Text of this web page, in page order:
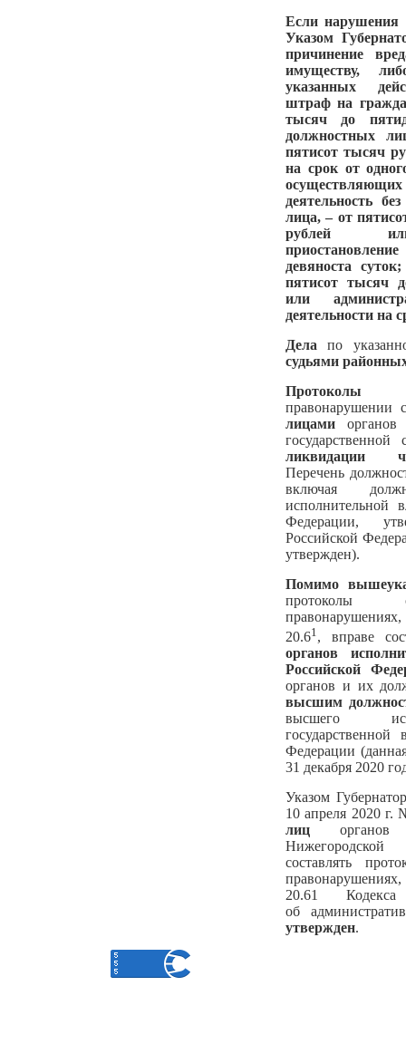
Если нарушения
Указом
причинение
имуществу,
указанных
штраф на
тысяч до
должностных
пятисот тысяч
на срок от
деятельность
лица, – от
рублей или
девяноста
пятисот тысяч
или
деятельности на
Дела по
судьями
правонарушении
лицами
ликвидации
Перечень
включая
исполнительной
Федерации,
Российской
утвержден).
Помимо
протоколы
20.61 , вправе
органов
Российской
органов и их
высшим
высшего
государственной
Федерации
31 декабря 2020
Указом
10 апреля 2020
лиц органов
Нижегородской
составлять
20.61
об
утвержден.